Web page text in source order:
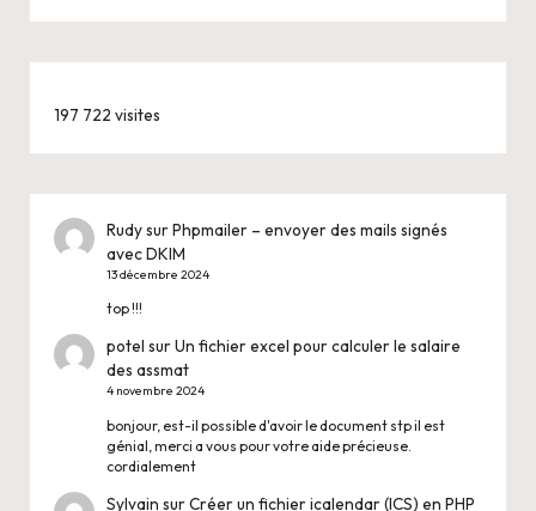
197 722 visites
RudysurPhpmailer – envoyer des mails signés
avec DKIM
13 décembre 2024
top !!!
potel surUn fichier excel pour calculer le salaire
des assmat
4 novembre 2024
bonjour, est-il possible d'avoir le document stp il est
génial, merci a vous pour votre aide précieuse.
cordialement
Sylvain surCréer un fichier icalendar (ICS) en PHP